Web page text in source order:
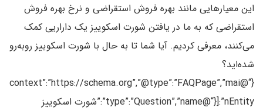
این معیارهایی مانند بهره فروش استقراضی و نرخ بهره فروش
استقراضی که به ما در یافتن شورت اسکوییز یک داراریی کمک
می‌کنند، معرفی کردیم. آیا شما تا به حال با شورت اسکوییز روبه‌رو
شده‌اید؟
{“@context”:”https://schema.org”,”@type”:”FAQPage”,”mai
nEntity”:[{“@type”:”Question”,”name”:”شورت اسکوییز